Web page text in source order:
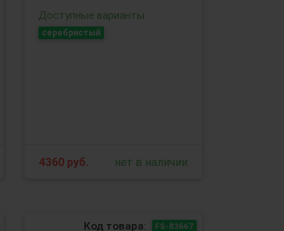
Доступные варианты:
серебристый
4360руб. нет в наличии
Код товара: FS-83667